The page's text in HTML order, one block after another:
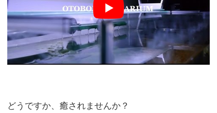
どうですか、癒されませんか？